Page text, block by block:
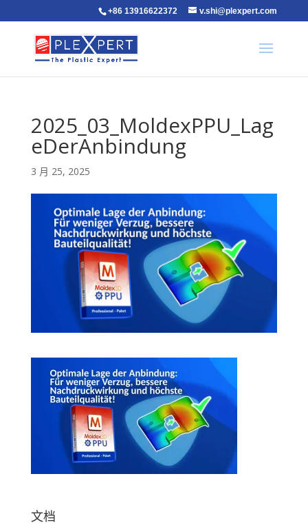
+86 13916622372 v.shi@plexpert.com
2025_03_MoldexPPU_Lag
eDerAnbindung
3 月 25, 2025
文档